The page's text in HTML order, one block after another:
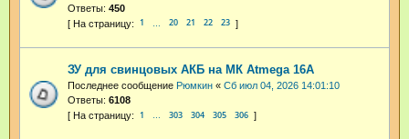
Ответы: 450
1 20 21 22 23
ЗУ для свинцовых АКБ на МК Atmega 16А
Последнее сообщение Рюмкин « Сб июл 04, 2026 14:01:10
Ответы: 6108
1 … 303 304 305 306